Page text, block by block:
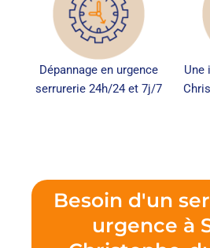
Dépannage en urgence
serrurerie 24h/24 et 7j/7
Une
Besoin d'un
urgence à